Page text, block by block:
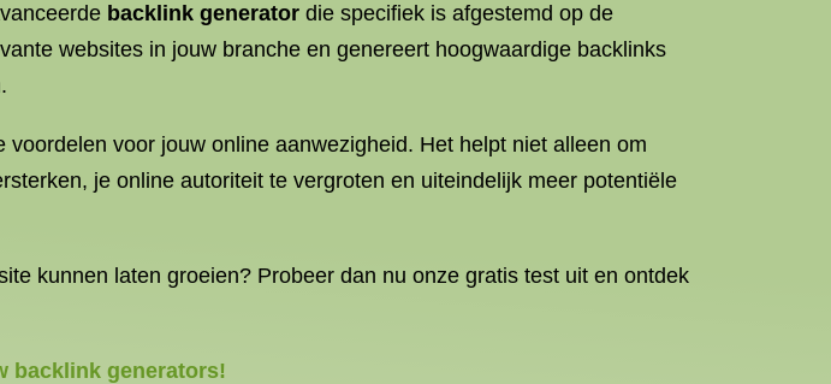
backlink generator die specifiek is afgestemd op de
websites in jouw branche en genereert hoogwaardige backlinks
voor jouw online aanwezigheid. Het helpt niet alleen om
je online autoriteit te vergroten en uiteindelijk meer potentiële
kunnen laten groeien? Probeer dan nu onze gratis test uit en ontdek
backlink generators!